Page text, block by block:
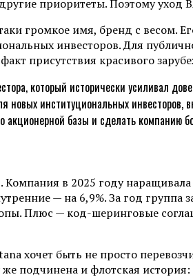
приоритеты. Поэтому уход
громкое имя, бренд с весом.
инвесторов. Для
присутствия красивого
который исторически усиливал
институциональных инвесторов,
базы и сделать компанию
Компания в 2025 году
— на 6,9%. За год группа
Плюс — код-шеринговые
хочет быть не просто
подчинена и флотская